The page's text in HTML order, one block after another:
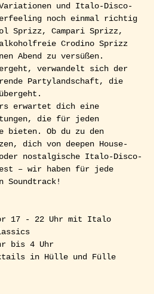
und Italo-Disco-
noch einmal richtig
Sprizz, Campari Sprizz,
Crodino Sprizz
Abend zu versüßen.
verwandelt sich der
Partylandschaft, die
erwartet dich eine
die für jeden
bieten. Ob du zu den
dich von deepen House-
nostalgische Italo-Disco-
– wir haben für jede
Soundtrack!
17 - 22 Uhr mit Italo
bis 4 Uhr
in Hülle und Fülle